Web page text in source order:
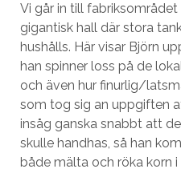
Vi går in till
gigantisk hall där stora
hushålls. Här visar Björn
han spinner loss på de
och även hur finurlig/
som tog sig an uppgiften
insåg ganska snabbt att
skulle handhas, så han
både mälta och röka korn